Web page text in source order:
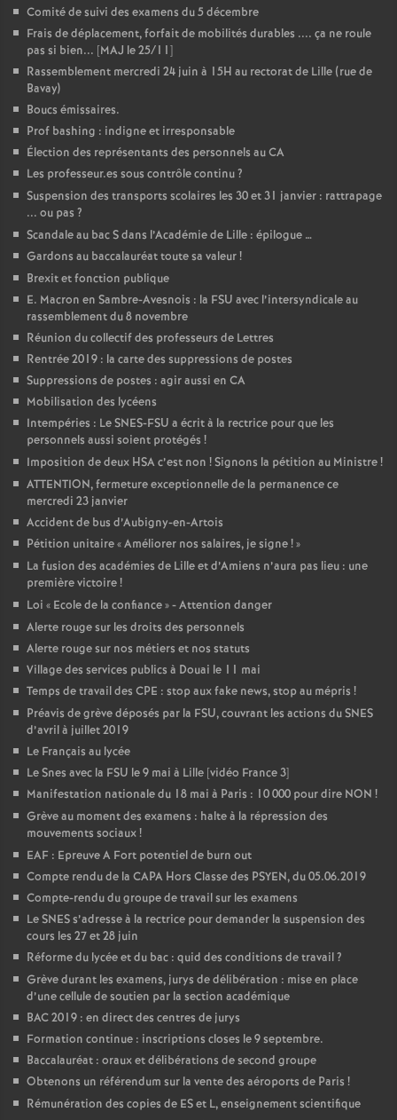
r
é
a
n
o
u
r
s
Comité de suivi des examens du 5 décembre
Frais de déplacement, forfait de mobilités durables .... ça ne roule
pas si bien... [MAJ le 25/11]
Rassemblement mercredi 24 juin à 15H au rectorat de Lille (rue de
Bavay)
Boucs émissaires.
Prof bashing : indigne et irresponsable
Élection des représentants des personnels au CA
Les professeur.es sous contrôle continu?
Suspension des transports scolaires les 30 et 31 janvier : rattrapage
... ou pas ?
Scandale au bac S dans l’Académie de Lille : épilogue …
Gardons au baccalauréat toute sa valeur!
Brexit et fonction publique
E. Macron en Sambre-Avesnois : la FSU avec l’intersyndicale au
rassemblement du 8 novembre
Réunion du collectif des professeurs de Lettres
Rentrée 2019 : la carte des suppressions de postes
Suppressions de postes : agir aussi en CA
Mobilisation des lycéens
Intempéries : Le SNES-FSU a écrit à la rectrice pour que les
personnels aussi soient protégés !
Imposition de deux HSA c’est non ! Signons la pétition au Ministre!
ATTENTION, fermeture exceptionnelle de la permanence ce
mercredi 23 janvier
Accident de bus d’Aubigny-en-Artois
Pétition unitaire «Améliorer nos salaires, je signe!»
La fusion des académies de Lille et d’Amiens n’aura pas lieu : une
première victoire!
Loi « Ecole de la confiance» - Attention danger
Alerte rouge sur les droits des personnels
Alerte rouge sur nos métiers et nos statuts
Village des services publics à Douai le 11 mai
Temps de travail des CPE : stop aux fake news, stop au mépris !
Préavis de grève déposés par la FSU, couvrant les actions du SNES
d’avril à juillet 2019
Le Français au lycée
Le Snes avec la FSU le 9 mai à Lille [vidéo France 3]
Manifestation nationale du 18 mai à Paris : 10 000 pour dire NON !
Grève au moment des examens : halte à la répression des
mouvements sociaux!
EAF : Epreuve A Fort potentiel de burn out
Compte rendu de la CAPA Hors Classe des PSYEN, du 05.06.2019
Compte-rendu du groupe de travail sur les examens
Le SNES s’adresse à la rectrice pour demander la suspension des
cours les 27 et 28 juin
Réforme du lycée et du bac : quid des conditions de travail?
Grève durant les examens, jurys de délibération : mise en place
d’une cellule de soutien par la section académique
BAC 2019 : en direct des centres de jurys
Formation continue : inscriptions closes le 9 septembre.
Baccalauréat : oraux et délibérations de second groupe
Obtenons un référendum sur la vente des aéroports de Paris !
Rémunération des copies de ES et L, enseignement scientifique